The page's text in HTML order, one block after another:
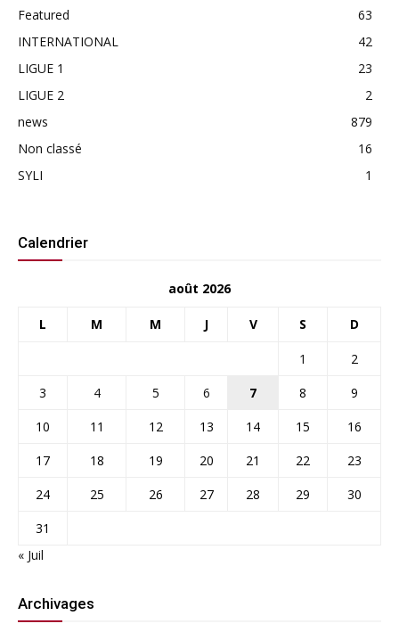
Featured
63
INTERNATIONAL
42
LIGUE 1
23
LIGUE 2
2
news
879
Non classé
16
SYLI
1
Calendrier
août 2026
L M M J V S D
1
2
3
4 5 6 7 8
9
10
11 12 13 14 15
16
17
18 19 20 21 22
23
24
25 26 27 28 29
30
31
« Juil
Archivages